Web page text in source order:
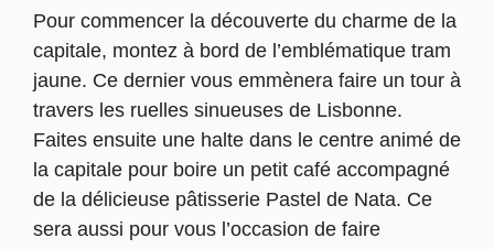
Pour commencer la découverte du charme de la
capitale, montez à bord de l’emblématique tram
jaune. Ce dernier vous emmènera faire un tour à
travers les ruelles sinueuses de Lisbonne.
Faites ensuite une halte dans le centre animé de
la capitale pour boire un petit café accompagné
de la délicieuse pâtisserie Pastel de Nata. Ce
sera aussi pour vous l’occasion de faire